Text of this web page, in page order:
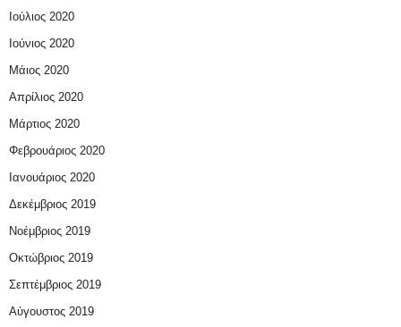
Ιούλιος 2020
Ιούνιος 2020
Μάιος 2020
Απρίλιος 2020
Μάρτιος 2020
Φεβρουάριος 2020
Ιανουάριος 2020
Δεκέμβριος 2019
Νοέμβριος 2019
Οκτώβριος 2019
Σεπτέμβριος 2019
Αύγουστος 2019